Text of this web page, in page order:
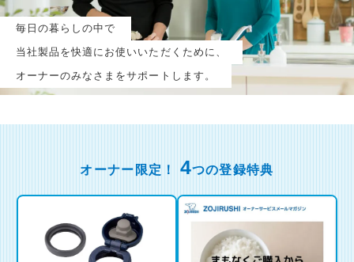
毎日の暮らしの中で
当社製品を快適にお使いいただくために、
オーナーのみなさまをサポートします。
ログイン
※新規会員登録または追加製品登録をいただいた方が対象です
※オーナーサービスは日本国内にお住まいの個人の方向けサービスとなります
オーナー限定！ 4つの登録特典